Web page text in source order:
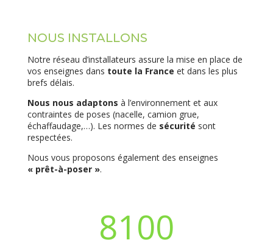
NOUS INSTALLONS
Notre réseau d’installateurs assure la mise en place de
vos enseignes dans toute la France et dans les plus
brefs délais.
Nous nous adaptons à l’environnement et aux
contraintes de poses (nacelle, camion grue,
échaffaudage,…). Les normes de sécurité sont
respectées.
Nous vous proposons également des enseignes
« prêt-à-poser ».
8100